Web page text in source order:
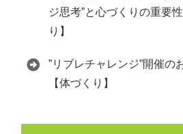
ジ思考”と心づくりの重要
り】
”リブレチャレンジ”開催の
【体づくり】